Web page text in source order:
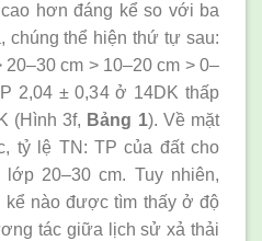
hơn đáng kể so với ba
chúng thể hiện thứ tự sau:
cm > 10–20 cm > 0–
2,04 ± 0,34 ở 14DK thấp
(Hình 3f, Bảng 1). Về mặt
tỷ lệ TN: TP của đất cho
20–30 cm. Tuy nhiên,
kể nào được tìm thấy ở độ
tác giữa lịch sử xả thải